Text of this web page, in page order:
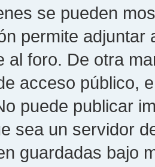
se pueden
permite
al foro. De otra
acceso público,
puede publicar
sea un servidor
guardadas bajo